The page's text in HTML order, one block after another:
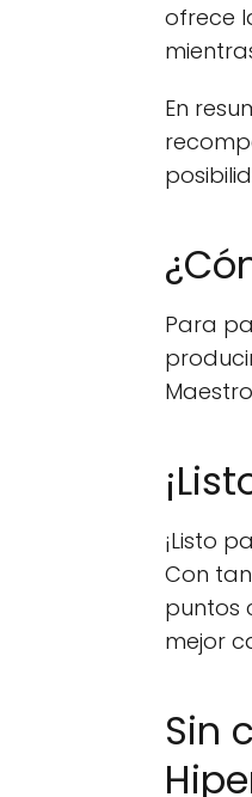
ofrece
En
Para
¡Listo
Con
puntos
mejor
Sin